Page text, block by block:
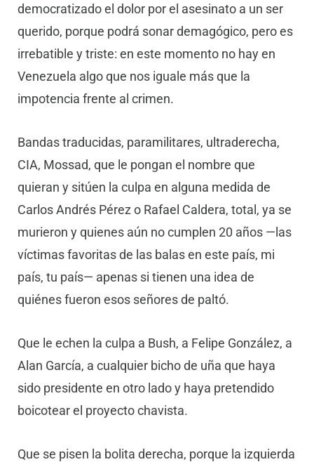
democratizado el dolor por el asesinato a un ser
querido, porque podrá sonar demagógico, pero es
irrebatible y triste: en este momento no hay en
Venezuela algo que nos iguale más que la
impotencia frente al crimen.
Bandas traducidas, paramilitares, ultraderecha,
CIA, Mossad, que le pongan el nombre que
quieran y sitúen la culpa en alguna medida de
Carlos Andrés Pérez o Rafael Caldera, total, ya se
murieron y quienes aún no cumplen 20 años —las
víctimas favoritas de las balas en este país, mi
país, tu país— apenas si tienen una idea de
quiénes fueron esos señores de paltó.
Que le echen la culpa a Bush, a Felipe González, a
Alan García, a cualquier bicho de uña que haya
sido presidente en otro lado y haya pretendido
boicotear el proyecto chavista.
Que se pisen la bolita derecha, porque la izquierda